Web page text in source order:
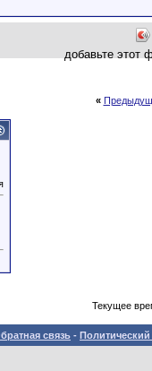
добавьте этот
«
Текущее
связь -